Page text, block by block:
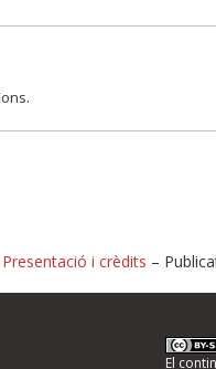
o
Presentació i crèdits –
El